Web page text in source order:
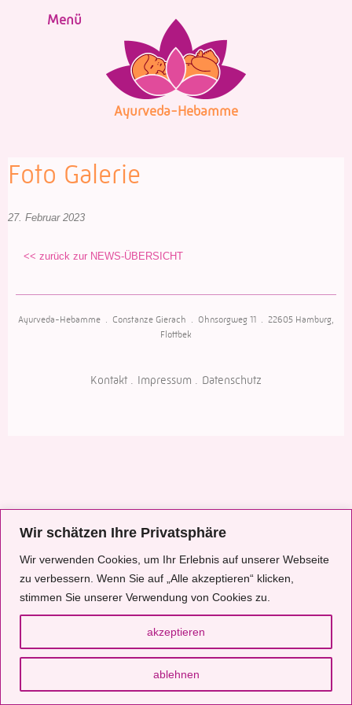
Wir schätzen Ihre Privatsphäre
Wir verwenden Cookies, um Ihr Erlebnis auf unserer Webseite
zu verbessern. Wenn Sie auf „Alle akzeptieren“ klicken,
stimmen Sie unserer Verwendung von Cookies zu.
ablehnen
akzeptieren
Ayurveda-Hebamme
Menü
Foto Galerie
27. Februar 2023
<< zurück zur NEWS-ÜBERSICHT
Ayurveda-Hebamme . Constanze Gierach Ohnsorgweg 11
22605 Hamburg,
Flottbek
Kontakt Impressum Datenschutz